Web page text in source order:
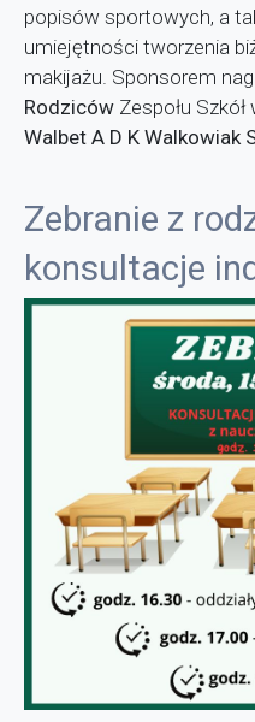
popisów sportowych, a
umiejętności tworzenia
makijażu. Sponsorem
Rodziców Zespołu
Walbet A D K Walkowiak
Zebranie z
konsultacje